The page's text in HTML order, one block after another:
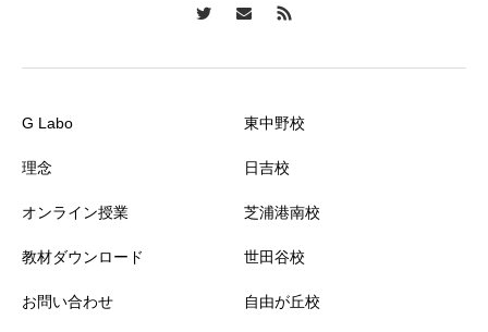
G Labo
理念
オンライン授業
教材ダウンロード
お問い合わせ
東中野校
日吉校
芝浦港南校
世田谷校
自由が丘校